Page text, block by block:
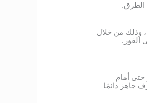
الطرق.
وذلك من خلال
الفور.
أمام
جاهز دائمًا